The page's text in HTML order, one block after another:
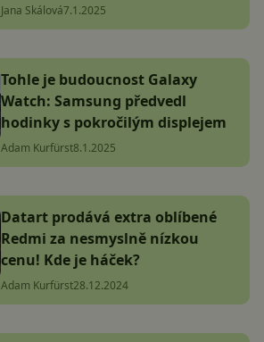
Jana Skálová7.1.2025
Tohle je budoucnost Galaxy
Watch: Samsung předvedl
hodinky s pokročilým displejem
Adam Kurfürst8.1.2025
Datart prodává extra oblíbené
Redmi za nesmyslně nízkou
cenu! Kde je háček?
Adam Kurfürst28.12.2024